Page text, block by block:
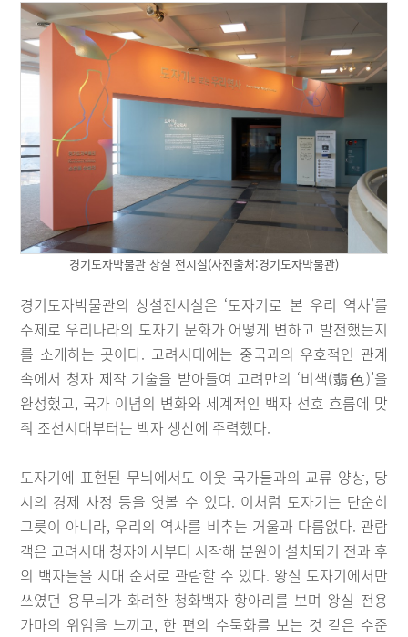
경기도자박물관 상설 전시실(사진출처:경기도자박물관)
경기도자박물관의 상설전시실은 ‘도자기로 본 우리 역사’를
주제로 우리나라의 도자기 문화가 어떻게 변하고 발전했는지
를 소개하는 곳이다. 고려시대에는 중국과의 우호적인 관계
속에서 청자 제작 기술을 받아들여 고려만의 ‘비색(翡色)’을
완성했고, 국가 이념의 변화와 세계적인 백자 선호 흐름에 맞
춰 조선시대부터는 백자 생산에 주력했다.
도자기에 표현된 무늬에서도 이웃 국가들과의 교류 양상, 당
시의 경제 사정 등을 엿볼 수 있다. 이처럼 도자기는 단순히
그릇이 아니라, 우리의 역사를 비추는 거울과 다름없다. 관람
객은 고려시대 청자에서부터 시작해 분원이 설치되기 전과 후
의 백자들을 시대 순서로 관람할 수 있다. 왕실 도자기에서만
쓰였던 용무늬가 화려한 청화백자 항아리를 보며 왕실 전용
가마의 위엄을 느끼고, 한 편의 수묵화를 보는 것 같은 수준